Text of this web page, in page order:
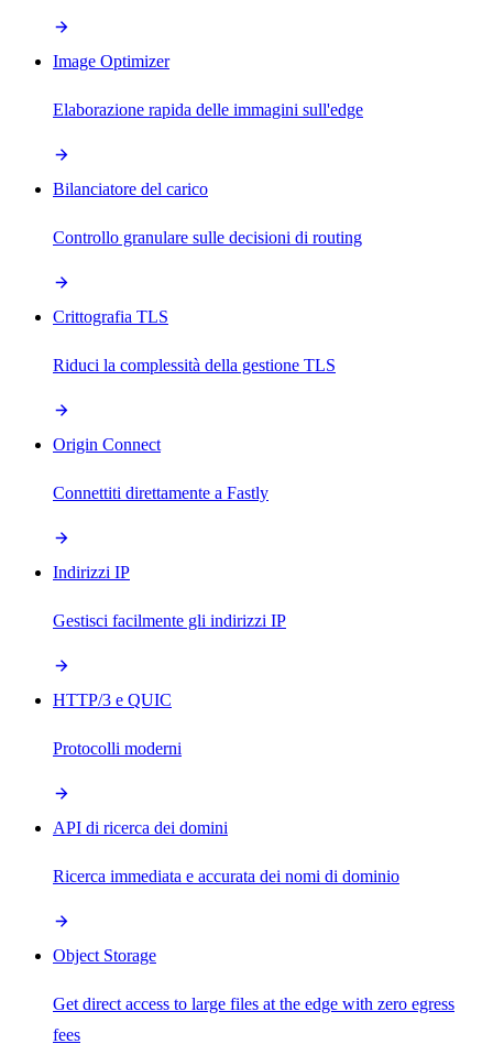
Image Optimizer
Elaborazione rapida delle immagini sull'edge
Bilanciatore del carico
Controllo granulare sulle decisioni di routing
Crittografia TLS
Riduci la complessità della gestione TLS
Origin Connect
Connettiti direttamente a Fastly
Indirizzi IP
Gestisci facilmente gli indirizzi IP
HTTP/3 e QUIC
Protocolli moderni
API di ricerca dei domini
Ricerca immediata e accurata dei nomi di dominio
Object Storage
Get direct access to large files at the edge with zero egress
fees